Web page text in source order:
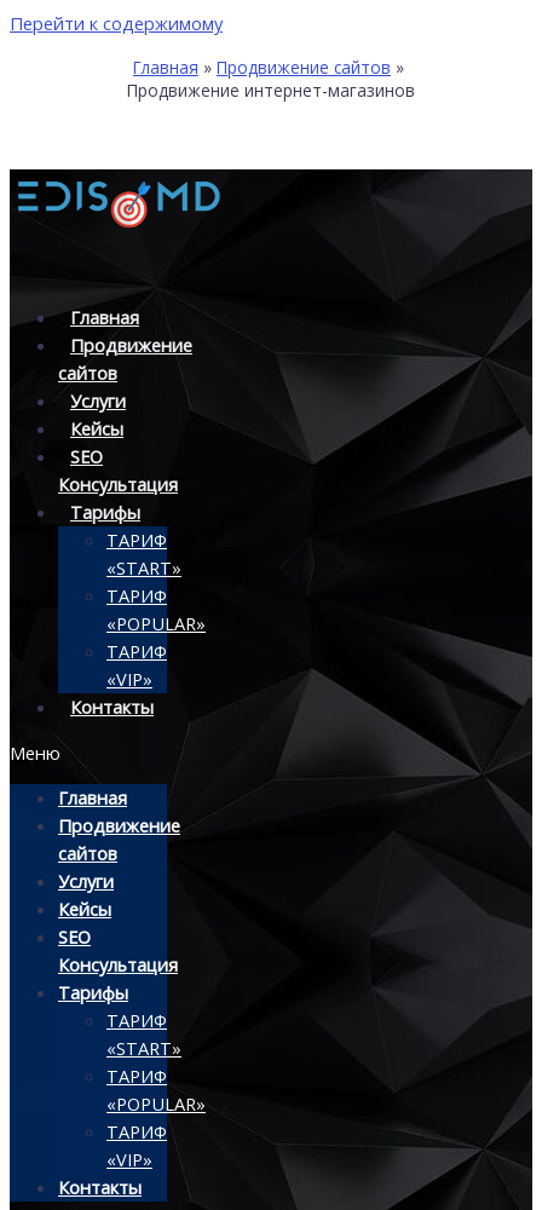
Перейти к содержимому
Главная
Продвижение сайтов
Продвижение интернет-магазинов
Главная
Продвижение
сайтов
Услуги
Кейсы
SEO
Консультация
Тарифы
ТАРИФ
«START»
ТАРИФ
«POPULAR»
ТАРИФ
«VIP»
Контакты
Меню
Главная
Продвижение
сайтов
Услуги
Кейсы
SEO
Консультация
Тарифы
ТАРИФ
«START»
ТАРИФ
«POPULAR»
ТАРИФ
«VIP»
Контакты